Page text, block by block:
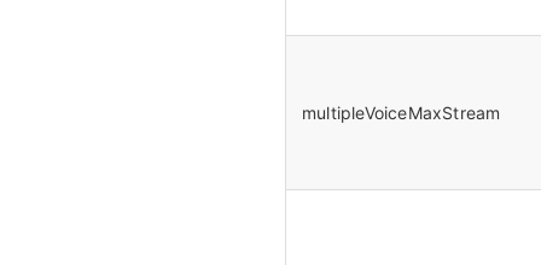
multipleVoiceMaxStream